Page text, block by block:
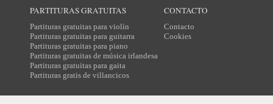
PARTITURAS GRATUITAS
Partituras gratuitas para violín
Partituras gratuitas para guitarra
Partituras gratuitas para piano
Partituras gratuitas de música irlandesa
Partituras gratuitas para gaita
Partituras gratis de villancicos
CONTACTO
Contacto
Cookies